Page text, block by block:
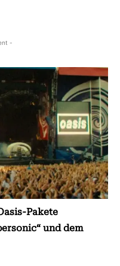
-
Pakete
und dem